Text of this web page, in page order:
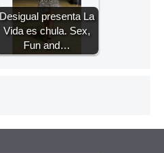
Desigual presenta La
Vida es chula. Sex,
Fun and…